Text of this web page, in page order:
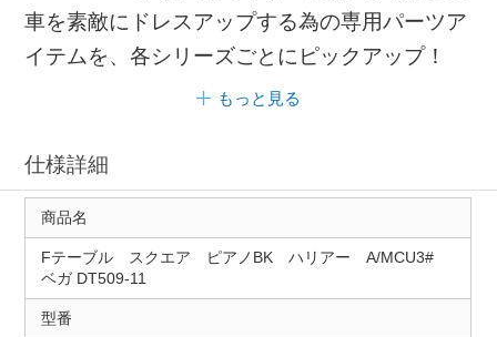
車を素敵にドレスアップする為の専用パーツア
イテムを、各シリーズごとにピックアップ！
もっと見る
仕様詳細
商品名
Fテーブル スクエア ピアノBK ハリアー A/MCU3#
ベガ DT509-11
型番